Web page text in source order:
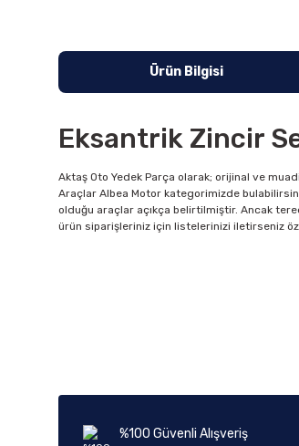
Ürün Bilgisi
Eksantrik Zincir
Aktaş Oto Yedek Parça olarak; orijinal ve
Araçlar Albea Motor kategorimizde
olduğu araçlar açıkça belirtilmiştir. Ancak
ürün siparişleriniz için listelerinizi iletirseniz
%100 Güvenli Alışveriş